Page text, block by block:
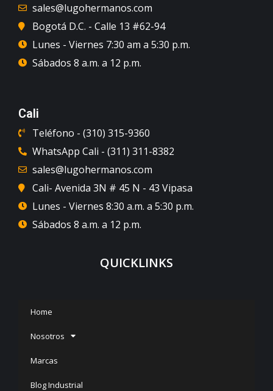
sales@lugohermanos.com
Bogotá D.C. - Calle 13 #62-94
Lunes - Viernes 7:30 am a 5:30 p.m.
Sábados 8 a.m. a 12 p.m.
Cali
Teléfono - (310) 315-9360
WhatsApp Cali - (311) 311-8382
sales@lugohermanos.com
Cali- Avenida 3N # 45 N - 43 Vipasa
Lunes - Viernes 8:30 a.m. a 5:30 p.m.
Sábados 8 a.m. a 12 p.m.
QUICKLINKS
Home
Nosotros
Marcas
Blog Industrial